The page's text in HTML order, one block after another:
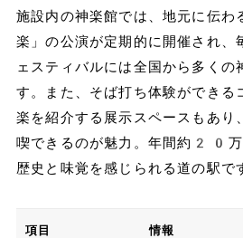
施設内の神楽館では、地元に伝わ
楽」の公演が定期的に開催され
ェスティバルには全国から多くの
す。また、そば打ち体験ができる
楽を紹介する展示スペースもあり
喫できるのが魅力。年間約20万
歴史と味覚を感じられる道の駅で
項目 情報